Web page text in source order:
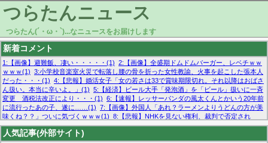
つらたんニュース
つらたん(´・ω・`)...なニュースをお届けします
新着コメント
1:【画像】避難飯、凄い・・・・・(1) 2:【画像】全盛期ドムドムバーガー、レベチｗｗ
ｗｗｗ(1) 3:小学校音楽室火災で転落し腰の骨を折った女性教諭、火事を起こした張本人
だった・・・(1) 4:【悲報】婚活女子「女の若さは33で賞味期限切れ。それ以降はおばさ
ん扱い。本当に辛いよ。」(1) 5:【経済】ビール大手「発泡酒」を「ビール」扱いに一斉
変更 酒税法改正により・・・(1) 6:【速報】レッサーパンダの風太くんとかいう20年前
に流行ったあの子、遂に……(1) 7:【画像】外国人「あれ？ラーメンよりうどんの方が美
味くね？？」ついに気づくｗｗｗ(1) 8:【悲報】NHKを見ない権利、裁判で否定され
る・・・(1) 9:欧州委員長「原発縮小は間違いでした」(1) 10:【悲報】日本企業の人手不
足、限界突破 52%「正社員も足りてません…」(1)
人気記事(外部サイト)